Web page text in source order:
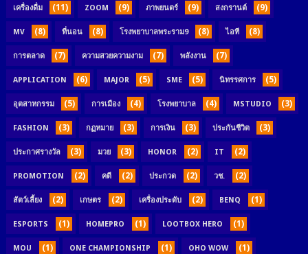
เครื่องดื่ม (11) ZOOM (9) ภาพยนตร์ (9) สงกรานต์ (9)
MV (8) ที่นอน (8) โรงพยาบาลพระราม9 (8) ไอที (8)
การตลาด (7) ความสวยความงาม (7) พลังงาน (7)
APPLICATION (6) MAJOR (5) SME (5) นิทรรศการ (5)
อุตสาหกรรม (5) การเมือง (4) โรงพยาบาล (4) MSTUDIO (3)
FASHION (3) กฏหมาย (3) การเงิน (3) ประกันชีวิต (3)
ประกาศรางวัล (3) มวย (3) HONOR (2) IT (2)
PROMOTION (2) คดี (2) ประกวด (2) วช. (2)
สัตว์เลี้ยง (2) เกษตร (2) เครื่องประดับ (2) BENQ (1)
ESPORTS (1) HOMEPRO (1) LOOTBOX HERO (1)
MOU (1) ONE CHAMPIONSHIP (1) OHO WOW (1)